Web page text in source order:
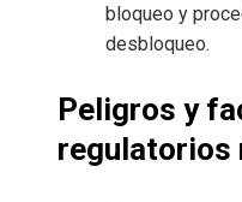
bloqueo y
desbloqueo.
Peligros y
regulatorios